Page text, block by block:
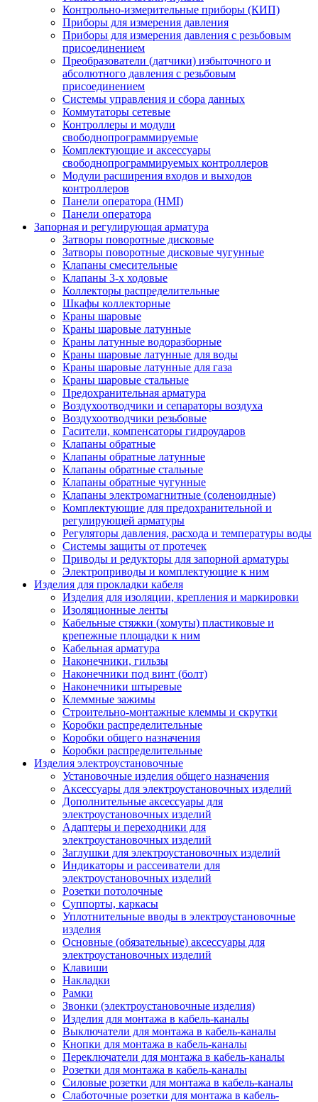
Контрольно-измерительные приборы (КИП)
Приборы для измерения давления
Приборы для измерения давления с резьбовым
присоединением
Преобразователи (датчики) избыточного и
абсолютного давления с резьбовым
присоединением
Системы управления и сбора данных
Коммутаторы сетевые
Контроллеры и модули
свободнопрограммируемые
Комплектующие и аксессуары
свободнопрограммируемых контроллеров
Модули расширения входов и выходов
контроллеров
Панели оператора (HMI)
Панели оператора
Запорная и регулирующая арматура
Затворы поворотные дисковые
Затворы поворотные дисковые чугунные
Клапаны смесительные
Клапаны 3-х ходовые
Коллекторы распределительные
Шкафы коллекторные
Краны шаровые
Краны шаровые латунные
Краны латунные водоразборные
Краны шаровые латунные для воды
Краны шаровые латунные для газа
Краны шаровые стальные
Предохранительная арматура
Воздухоотводчики и сепараторы воздуха
Воздухоотводчики резьбовые
Гасители, компенсаторы гидроударов
Клапаны обратные
Клапаны обратные латунные
Клапаны обратные стальные
Клапаны обратные чугунные
Клапаны электромагнитные (соленоидные)
Комплектующие для предохранительной и
регулирующей арматуры
Регуляторы давления, расхода и температуры воды
Системы защиты от протечек
Приводы и редукторы для запорной арматуры
Электроприводы и комплектующие к ним
Изделия для прокладки кабеля
Изделия для изоляции, крепления и маркировки
Изоляционные ленты
Кабельные стяжки (хомуты) пластиковые и
крепежные площадки к ним
Кабельная арматура
Наконечники, гильзы
Наконечники под винт (болт)
Наконечники штыревые
Клеммные зажимы
Строительно-монтажные клеммы и скрутки
Коробки распределительные
Коробки общего назначения
Коробки распределительные
Изделия электроустановочные
Установочные изделия общего назначения
Аксессуары для электроустановочных изделий
Дополнительные аксессуары для
электроустановочных изделий
Адаптеры и переходники для
электроустановочных изделий
Заглушки для электроустановочных изделий
Индикаторы и рассеиватели для
электроустановочных изделий
Розетки потолочные
Суппорты, каркасы
Уплотнительные вводы в электроустановочные
изделия
Основные (обязательные) аксессуары для
электроустановочных изделий
Клавиши
Накладки
Рамки
Звонки (электроустановочные изделия)
Изделия для монтажа в кабель-каналы
Выключатели для монтажа в кабель-каналы
Кнопки для монтажа в кабель-каналы
Переключатели для монтажа в кабель-каналы
Розетки для монтажа в кабель-каналы
Силовые розетки для монтажа в кабель-каналы
Слаботочные розетки для монтажа в кабель-